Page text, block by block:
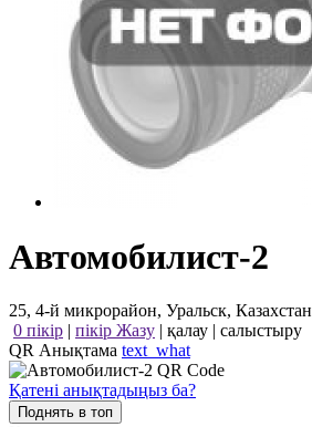
Автомобилист-2
25, 4-й микрорайон, Уральск, Казахстан
0 пікір | пікір Жазу | қалау | салыстыру
QR Анықтама text_what
Қатені анықтадыңыз ба?
Поднять в топ